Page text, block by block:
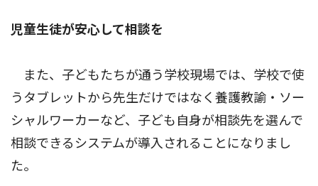
児童生徒が安心して相談を
また、子どもたちが通う学校現場では、学校で使
うタブレットから先生だけではなく養護教諭・ソー
シャルワーカーなど、子ども自身が相談先を選んで
相談できるシステムが導入されることになりまし
た。